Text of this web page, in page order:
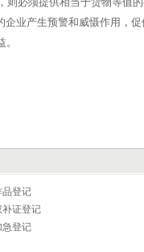
业产生预警和威慑作用，
品登记
补证登记
急登记